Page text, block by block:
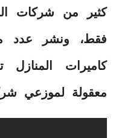
كثير من شركات
فقط، ونشر عدد
كاميرات
معقولة لموزعي